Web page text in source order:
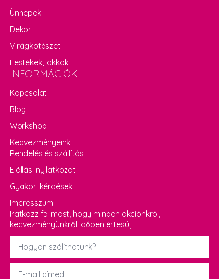
Ünnepek
Dekor
Virágkötészet
Festékek, lakkok
INFORMÁCIÓK
Kapcsolat
Blog
Workshop
Kedvezményeink
Rendelés és szállítás
Elállási nyilatkozat
Gyakori kérdések
Impresszum
Iratkozz fel most, hogy minden akciónkról,
kedvezményünkről időben értesülj!
Név
Email